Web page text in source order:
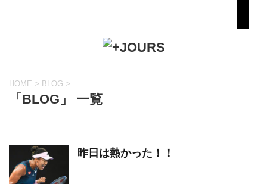
HOME > BLOG >
「BLOG」 一覧
昨日は熱かった！！